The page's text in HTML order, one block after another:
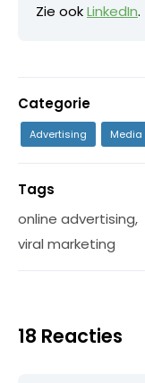
Zie ookLinkedIn.
Categorie
Advertising Media
Tags
online advertising,
viral marketing
18 Reacties